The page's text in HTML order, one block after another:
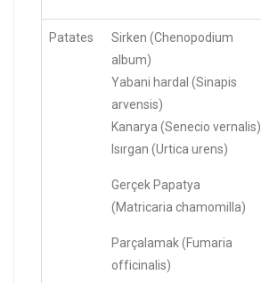
Patates
Sirken (Chenopodium
album)
Yabani hardal (Sinapis
arvensis)
Kanarya (Senecio vernalis)
Isırgan (Urtica urens)
Gerçek Papatya
(Matricaria chamomilla)
Parçalamak (Fumaria
officinalis)